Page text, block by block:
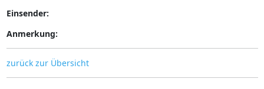
Einsender:
Anmerkung:
zurück zur Übersicht